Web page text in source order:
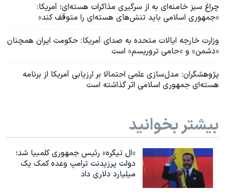
چراغ سبز خامنه‌ای به از سرگیری مذاکرات هسته‌ای؛ آمریکا:
«جمهوری اسلامی باید تنش‌های هسته‌ای را متوقف کند»
وزارت خارجه ایالات متحده به صدای آمریکا: حکومت ایران همچنان
«دشمن» و «حامی تروریسم» است
پژوهشگران: مدل‌سازی علمی احتمالا بر ارزیابی آمریکا از برنامه‌
هسته‌ای جمهوری اسلامی اثر گذاشته است
بیشتر بخوانید
«ال تیگره» رئیس جمهوری کلمبیا شد؛
دولت پرزیدنت ترامپ وعده کمک یک
میلیارد دلاری داد